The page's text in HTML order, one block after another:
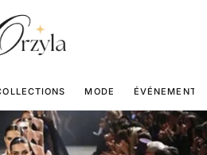
MODE ÉVÉNEMENTS